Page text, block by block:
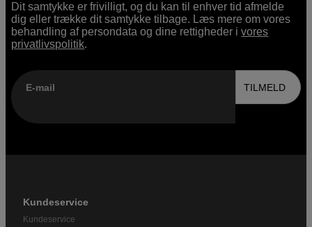
Dit samtykke er frivilligt, og du kan til enhver tid afmelde
dig eller trække dit samtykke tilbage. Læs mere om vores
behandling af persondata og dine rettigheder ivores
privatlivspolitik.
E-mail TILMELD
Kundeservice
Kundeservice